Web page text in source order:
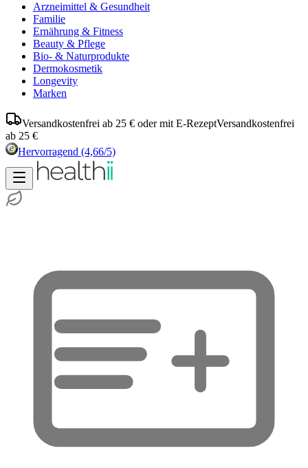
Arzneimittel & Gesundheit
Familie
Ernährung & Fitness
Beauty & Pflege
Bio- & Naturprodukte
Dermokosmetik
Longevity
Marken
Versandkostenfrei ab 25 € oder mit E-RezeptVersandkostenfrei
ab 25 €
Hervorragend (4,66/5)